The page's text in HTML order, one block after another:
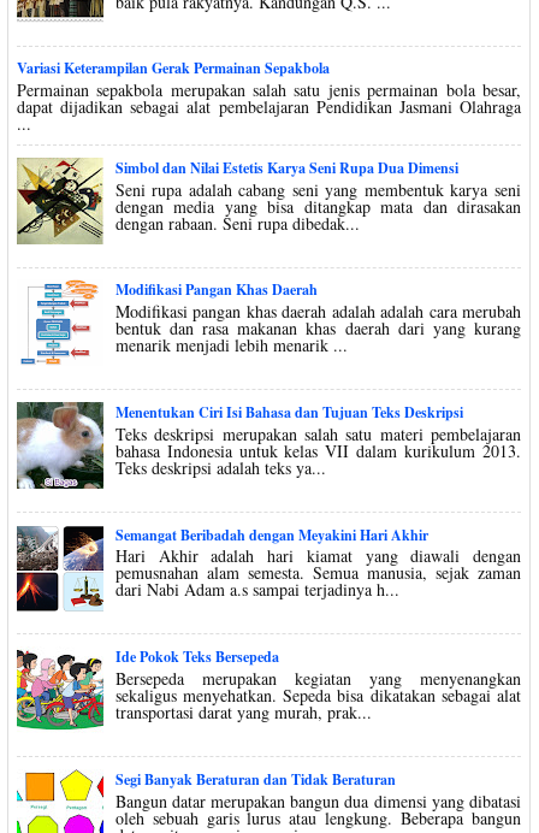
Variasi Keterampilan Gerak Permainan Sepakbola
Permainan sepakbola merupakan salah satu jenis permainan bola besar,
dapat dijadikan sebagai alat pembelajaran Pendidikan Jasmani Olahraga
...
Simbol dan Nilai Estetis Karya Seni Rupa Dua Dimensi
Seni rupa adalah cabang seni yang membentuk karya seni
dengan media yang bisa ditangkap mata dan dirasakan
dengan rabaan. Seni rupa dibedak...
Modifikasi Pangan Khas Daerah
Modifikasi pangan khas daerah adalah adalah cara merubah
bentuk dan rasa makanan khas daerah dari yang kurang
menarik menjadi lebih menarik ...
Menentukan Ciri Isi Bahasa dan Tujuan Teks Deskripsi
Teks deskripsi merupakan salah satu materi pembelajaran
bahasa Indonesia untuk kelas VII dalam kurikulum 2013.
Teks deskripsi adalah teks ya...
Semangat Beribadah dengan Meyakini Hari Akhir
Hari Akhir adalah hari kiamat yang diawali dengan
pemusnahan alam semesta. Semua manusia, sejak zaman
dari Nabi Adam a.s sampai terjadinya h...
Ide Pokok Teks Bersepeda
Bersepeda merupakan kegiatan yang menyenangkan
sekaligus menyehatkan. Sepeda bisa dikatakan sebagai alat
transportasi darat yang murah, prak...
Segi Banyak Beraturan dan Tidak Beraturan
Bangun datar merupakan bangun dua dimensi yang dibatasi
oleh sebuah garis lurus atau lengkung. Beberapa bangun